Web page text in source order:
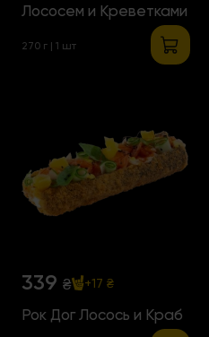
Лососем и Креветками
270 г | 1 шт
339 ₴ +17 ₴
Рок Дог Лосось и Краб